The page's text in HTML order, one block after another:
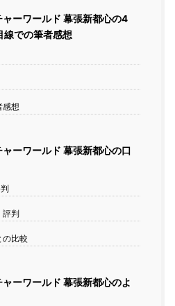
ャーワールド 幕張新都心の4
線での筆者感想
感想
ーワールド 幕張新都心の口
評判
の比較
ーワールド 幕張新都心のよ